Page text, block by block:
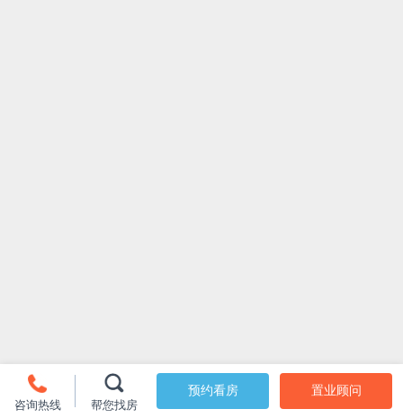
咨询热线 帮您找房
预约看房 置业顾问